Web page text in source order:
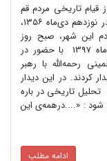
تاریخی مردم قم
علیه رژیم پهلوی در نوزدهم دی‌ماه ۱۳۵۶،
این شهر، صبح روز
چهارشنبه 19 دی ماه 1397 با حضور در
رحمه‌الله با رهبر
کردند. در این دیدار
تاریخی در باره
شود : «....درهمه‌ی این
ادامه مطلب